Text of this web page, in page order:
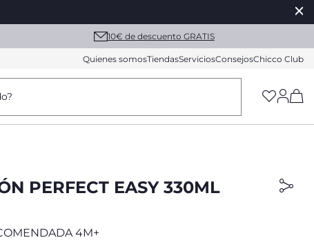
10€ de descuento GRATIS
Quienes somosTiendasServiciosConsejosChicco Club
PERFECT EASY 330ML
4M+